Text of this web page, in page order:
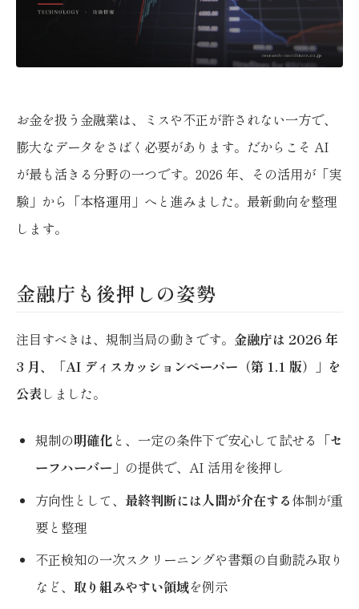
お金を扱う金融業は、ミスや不正が許されない一方で、
膨大なデータをさばく必要があります。だからこそ AI
が最も活きる分野の一つです。2026 年、その活用が「実
験」から「本格運用」へと進みました。最新動向を整理
します。
金融庁も後押しの姿勢
注目すべきは、規制当局の動きです。 金融庁は 2026 年
3 月、「AI ディスカッションペーパー（第 1.1 版）」を
公表しました。
規制の明確化 と、一定の条件下で安心して試せる 「セ
ーフハーバー」 の提供で、AI 活用を後押し
方向性として、 最終判断には人間が介在する体制が重
要と整理
不正検知の一次スクリーニングや書類の自動読み取り
など、 取り組みやすい領域を例示